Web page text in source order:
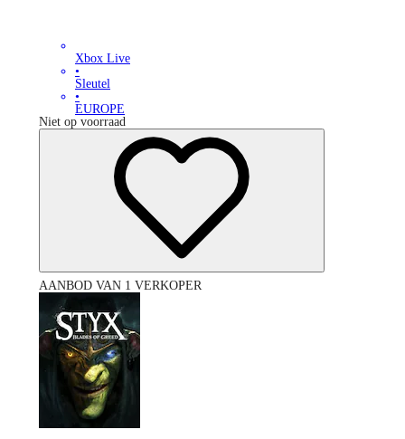
Xbox Live
•
Sleutel
•
EUROPE
Niet op voorraad
AANBOD VAN 1 VERKOPER